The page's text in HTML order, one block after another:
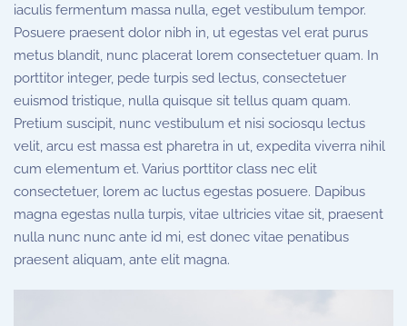
iaculis fermentum massa nulla, eget vestibulum tempor.
Posuere praesent dolor nibh in, ut egestas vel erat purus
metus blandit, nunc placerat lorem consectetuer quam. In
porttitor integer, pede turpis sed lectus, consectetuer
euismod tristique, nulla quisque sit tellus quam quam.
Pretium suscipit, nunc vestibulum et nisi sociosqu lectus
velit, arcu est massa est pharetra in ut, expedita viverra nihil
cum elementum et. Varius porttitor class nec elit
consectetuer, lorem ac luctus egestas posuere. Dapibus
magna egestas nulla turpis, vitae ultricies vitae sit, praesent
nulla nunc nunc ante id mi, est donec vitae penatibus
praesent aliquam, ante elit magna.